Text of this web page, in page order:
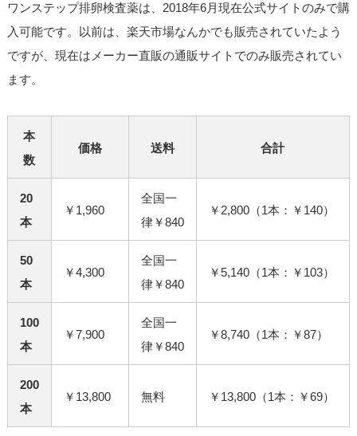
ワンステップ排卵検査薬は、2018年6月現在公式サイトのみで購
入可能です。以前は、楽天市場なんかでも販売されていたよう
ですが、現在はメーカー直販の通販サイトでのみ販売されてい
ます。
本
数
価格 送料 合計
20
本
￥1,960
全国一
律￥840
￥2,800（1本：￥140）
50
本
￥4,300
全国一
律￥840
￥5,140（1本：￥103）
100
本
￥7,900
全国一
律￥840
￥8,740（1本：￥87）
200
本
￥13,800 無料 ￥13,800（1本：￥69）